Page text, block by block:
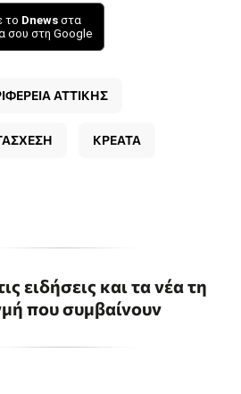
το Dnews στα
σου στη Google
ΑΤΤΙΚΗΣ
ΚΡΕΑΤΑ
ειδήσεις και τα νέα τη
που συμβαίνουν